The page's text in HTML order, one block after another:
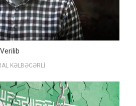
KƏLBƏCƏRLİ